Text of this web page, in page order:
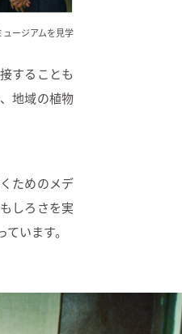
ュージアムを見学
することも
地域の植物
ためのメデ
しろさを実
います。